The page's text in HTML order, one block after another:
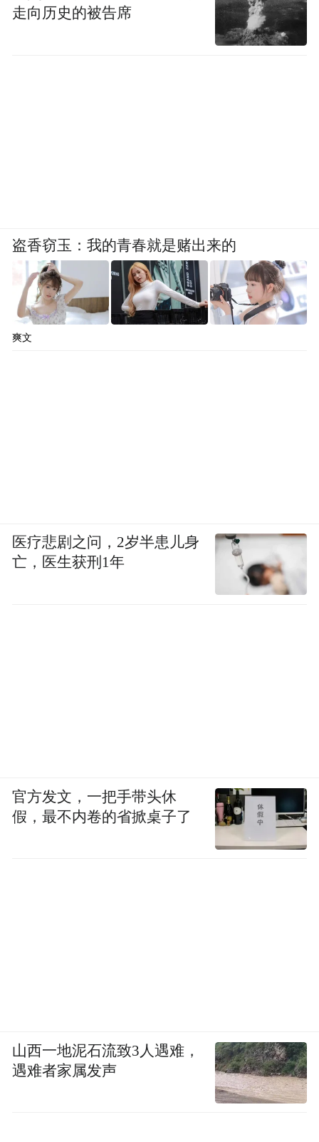
走向历史的被告席
盗香窃玉：我的青春就是赌出来的
爽文
医疗悲剧之问，2岁半患儿身
亡，医生获刑1年
官方发文，一把手带头休
假，最不内卷的省掀桌子了
山西一地泥石流致3人遇难，
遇难者家属发声